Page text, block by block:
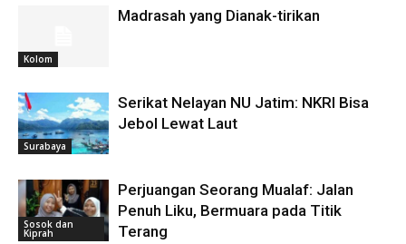
Kolom
Madrasah yang Dianak-tirikan
Surabaya
Serikat Nelayan NU Jatim: NKRI Bisa
Jebol Lewat Laut
Sosok dan
Kiprah
Perjuangan Seorang Mualaf: Jalan
Penuh Liku, Bermuara pada Titik
Terang